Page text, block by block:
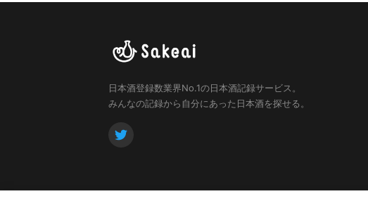
日本酒登録数業界No.1の日本酒記録サービス。
みんなの記録から自分にあった日本酒を探せる。